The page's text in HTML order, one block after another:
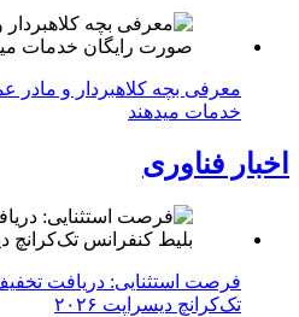
معرفی بچه کلاهبردار و مادر
خدمات میدهند
اخبار فناوری
تک‌کرانچ دیسراپت ۲۰۲۶